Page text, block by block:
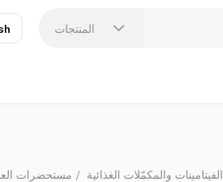
المنتجات
مستحضرات الفيتامينات والمكمّلات الغذائية